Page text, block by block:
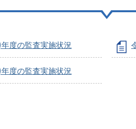
度の監査実施状況
度の監査実施状況